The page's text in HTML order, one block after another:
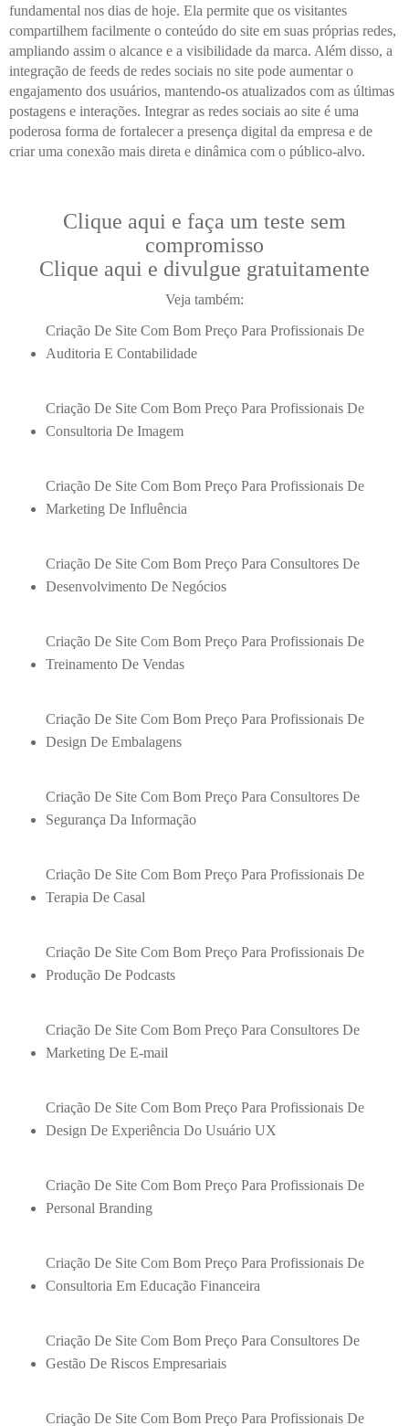
fundamental nos dias de hoje. Ela permite que os visitantes
compartilhem facilmente o conteúdo do site em suas próprias redes,
ampliando assim o alcance e a visibilidade da marca. Além disso, a
integração de feeds de redes sociais no site pode aumentar o
engajamento dos usuários, mantendo-os atualizados com as últimas
postagens e interações. Integrar as redes sociais ao site é uma
poderosa forma de fortalecer a presença digital da empresa e de
criar uma conexão mais direta e dinâmica com o público-alvo.
Clique aqui e faça um teste sem
compromisso
Clique aqui e divulgue gratuitamente
Veja também:
Criação De Site Com Bom Preço Para Profissionais De
Auditoria E Contabilidade
Criação De Site Com Bom Preço Para Profissionais De
Consultoria De Imagem
Criação De Site Com Bom Preço Para Profissionais De
Marketing De Influência
Criação De Site Com Bom Preço Para Consultores De
Desenvolvimento De Negócios
Criação De Site Com Bom Preço Para Profissionais De
Treinamento De Vendas
Criação De Site Com Bom Preço Para Profissionais De
Design De Embalagens
Criação De Site Com Bom Preço Para Consultores De
Segurança Da Informação
Criação De Site Com Bom Preço Para Profissionais De
Terapia De Casal
Criação De Site Com Bom Preço Para Profissionais De
Produção De Podcasts
Criação De Site Com Bom Preço Para Consultores De
Marketing De E-mail
Criação De Site Com Bom Preço Para Profissionais De
Design De Experiência Do Usuário UX
Criação De Site Com Bom Preço Para Profissionais De
Personal Branding
Criação De Site Com Bom Preço Para Profissionais De
Consultoria Em Educação Financeira
Criação De Site Com Bom Preço Para Consultores De
Gestão De Riscos Empresariais
Criação De Site Com Bom Preço Para Profissionais De